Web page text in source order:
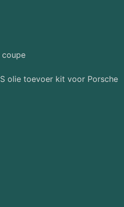
coupe
olie toevoer kit voor Porsche